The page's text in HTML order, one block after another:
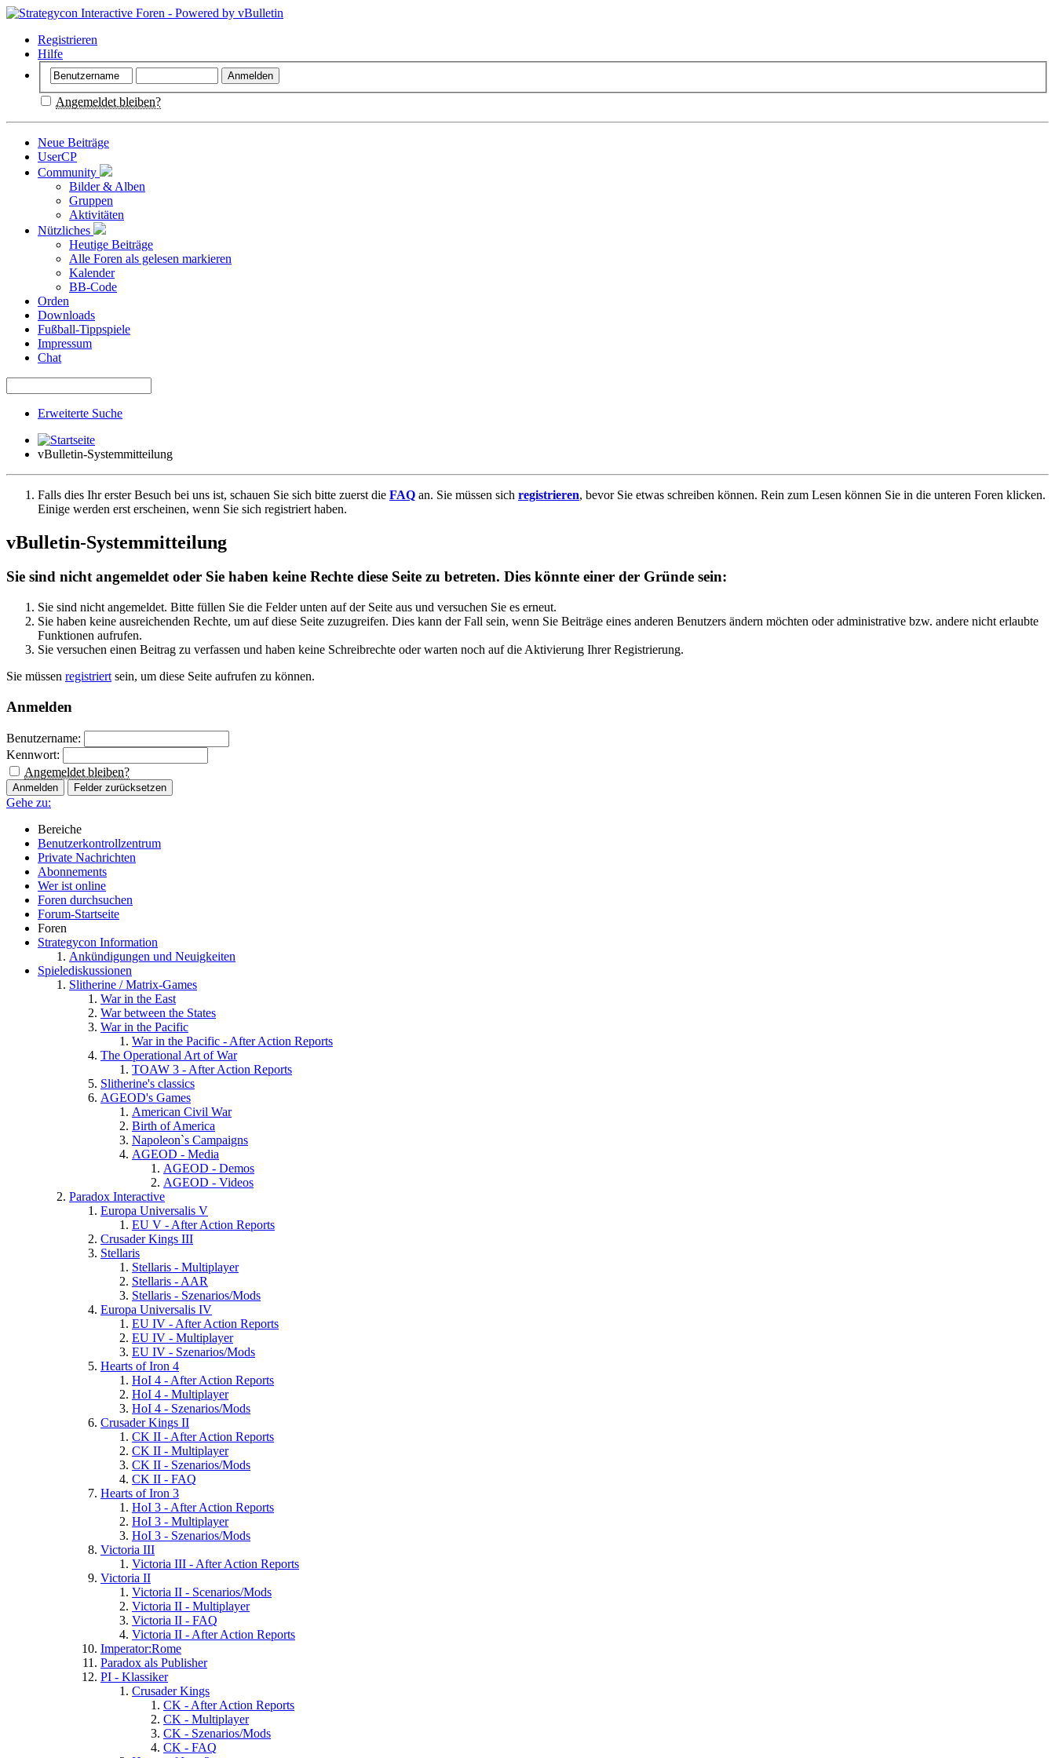
Registrieren
Hilfe
Angemeldet bleiben?
Neue Beiträge
UserCP
Community
Bilder & Alben
Gruppen
Aktivitäten
Nützliches
Heutige Beiträge
Alle Foren als gelesen markieren
Kalender
BB-Code
Orden
Downloads
Fußball-Tippspiele
Impressum
Chat
Erweiterte Suche
vBulletin-Systemmitteilung
Falls dies Ihr erster Besuch bei uns ist, schauen Sie sich bitte zuerst die FAQ an. Sie müssen sich registrieren, bevor Sie etwas schreiben können. Rein zum Lesen können Sie in die unteren Foren klicken.
Einige werden erst erscheinen, wenn Sie sich registriert haben.
vBulletin-Systemmitteilung
Sie sind nicht angemeldet oder Sie haben keine Rechte diese Seite zu betreten. Dies könnte einer der Gründe sein:
Sie sind nicht angemeldet. Bitte füllen Sie die Felder unten auf der Seite aus und versuchen Sie es erneut.
Sie haben keine ausreichenden Rechte, um auf diese Seite zuzugreifen. Dies kann der Fall sein, wenn Sie Beiträge eines anderen Benutzers ändern möchten oder administrative bzw. andere nicht erlaubte
Funktionen aufrufen.
Sie versuchen einen Beitrag zu verfassen und haben keine Schreibrechte oder warten noch auf die Aktivierung Ihrer Registrierung.
Sie müssen registriert sein, um diese Seite aufrufen zu können.
Anmelden
Benutzername:
Kennwort:
Angemeldet bleiben?
Gehe zu:
Bereiche
Benutzerkontrollzentrum
Private Nachrichten
Abonnements
Wer ist online
Foren durchsuchen
Forum-Startseite
Foren
Strategycon Information
Ankündigungen und Neuigkeiten
Spielediskussionen
Slitherine / Matrix-Games
War in the East
War between the States
War in the Pacific
War in the Pacific - After Action Reports
The Operational Art of War
TOAW 3 - After Action Reports
Slitherine's classics
AGEOD's Games
American Civil War
Birth of America
Napoleon`s Campaigns
AGEOD - Media
AGEOD - Demos
AGEOD - Videos
Paradox Interactive
Europa Universalis V
EU V - After Action Reports
Crusader Kings III
Stellaris
Stellaris - Multiplayer
Stellaris - AAR
Stellaris - Szenarios/Mods
Europa Universalis IV
EU IV - After Action Reports
EU IV - Multiplayer
EU IV - Szenarios/Mods
Hearts of Iron 4
HoI 4 - After Action Reports
HoI 4 - Multiplayer
HoI 4 - Szenarios/Mods
Crusader Kings II
CK II - After Action Reports
CK II - Multiplayer
CK II - Szenarios/Mods
CK II - FAQ
Hearts of Iron 3
HoI 3 - After Action Reports
HoI 3 - Multiplayer
HoI 3 - Szenarios/Mods
Victoria III
Victoria III - After Action Reports
Victoria II
Victoria II - Scenarios/Mods
Victoria II - Multiplayer
Victoria II - FAQ
Victoria II - After Action Reports
Imperator:Rome
Paradox als Publisher
PI - Klassiker
Crusader Kings
CK - After Action Reports
CK - Multiplayer
CK - Szenarios/Mods
CK - FAQ